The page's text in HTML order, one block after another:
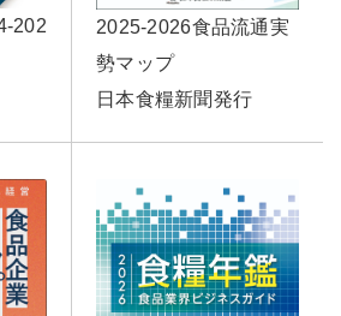
202
2025-2026食品流通実
勢マップ
日本食糧新聞発行